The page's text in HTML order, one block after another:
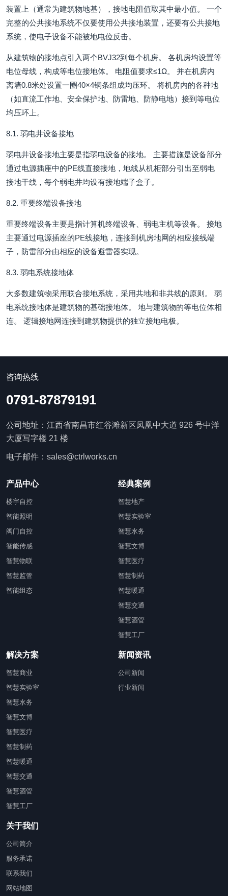
装置上（通常为建筑物地基），接地电阻值取其中最小值。 一个
完整的公共接地系统不仅要使用公共接地装置，还要有公共接地
系统，使电子设备不能被地电位反击。
从建筑物的接地点引入两个BVJ32到每个机房。 各机房均设置等
电位母线，构成等电位接地体。 电阻值要求≤1Ω。 并在机房内
离墙0.8米处设置一圈40×4铜条组成均压环。 将机房内的各种地
（如直流工作地、安全保护地、防雷地、防静电地）接到等电位
均压环上。
8.1. 弱电井设备接地
弱电井设备接地主要是指弱电设备的接地。 主要措施是设备部分
通过电源插座中的PE线直接接地，地线从机柜部分引出至弱电
接地干线，每个弱电井均设有接地端子盒子。
8.2. 重要终端设备接地
重要终端设备主要是指计算机终端设备、弱电主机等设备。 接地
主要通过电源插座的PE线接地，连接到机房地网的相应接线端
子，防雷部分由相应的设备避雷器实现。
8.3. 弱电系统接地体
大多数建筑物采用联合接地系统，采用共地和非共线的原则。 弱
电系统接地体是建筑物的基础接地体。 地与建筑物的等电位体相
连。 逻辑接地网连接到建筑物提供的独立接地电极。
咨询热线
0791-87879191
公司地址：江西省南昌市红谷滩新区凤凰中大道 926 号中洋
大厦写字楼 21 楼
电子邮件：sales@ctrlworks.cn
产品中心
楼宇自控
智能照明
阀门自控
智能传感
智慧物联
智慧监管
智能组态
经典案例
智慧地产
智慧实验室
智慧水务
智慧文博
智慧医疗
智慧制药
智慧暖通
智慧交通
智慧酒管
智慧工厂
解决方案
智慧商业
智慧实验室
智慧水务
智慧文博
智慧医疗
智慧制药
智慧暖通
智慧交通
智慧酒管
智慧工厂
新闻资讯
公司新闻
行业新闻
关于我们
公司简介
服务承诺
联系我们
网站地图